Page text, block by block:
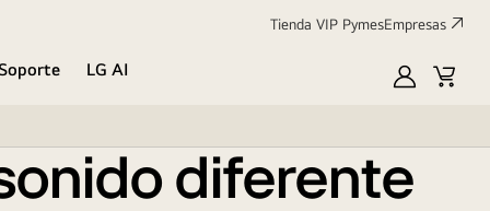
Tienda VIP PymesEmpresas
Soporte
LG AI
MyLGCart
diferente